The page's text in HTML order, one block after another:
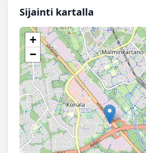
Sijainti kartalla
+
−